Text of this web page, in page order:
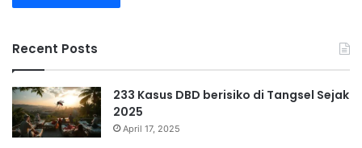
Recent Posts
233 Kasus DBD berisiko di Tangsel Sejak
2025
April 17, 2025